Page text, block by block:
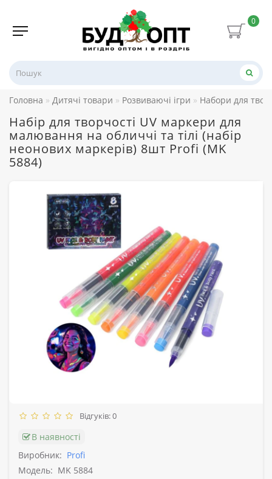
0
Головна Дитячі товари Розвиваючі ігри Набори для
Набір для творчості UV маркери для
малювання на обличчі та тілі (набір
неонових маркерів) 8шт Profi (MK
5884)
Відгуків: 0
В наявності
Виробник: Profi
Модель: MK 5884